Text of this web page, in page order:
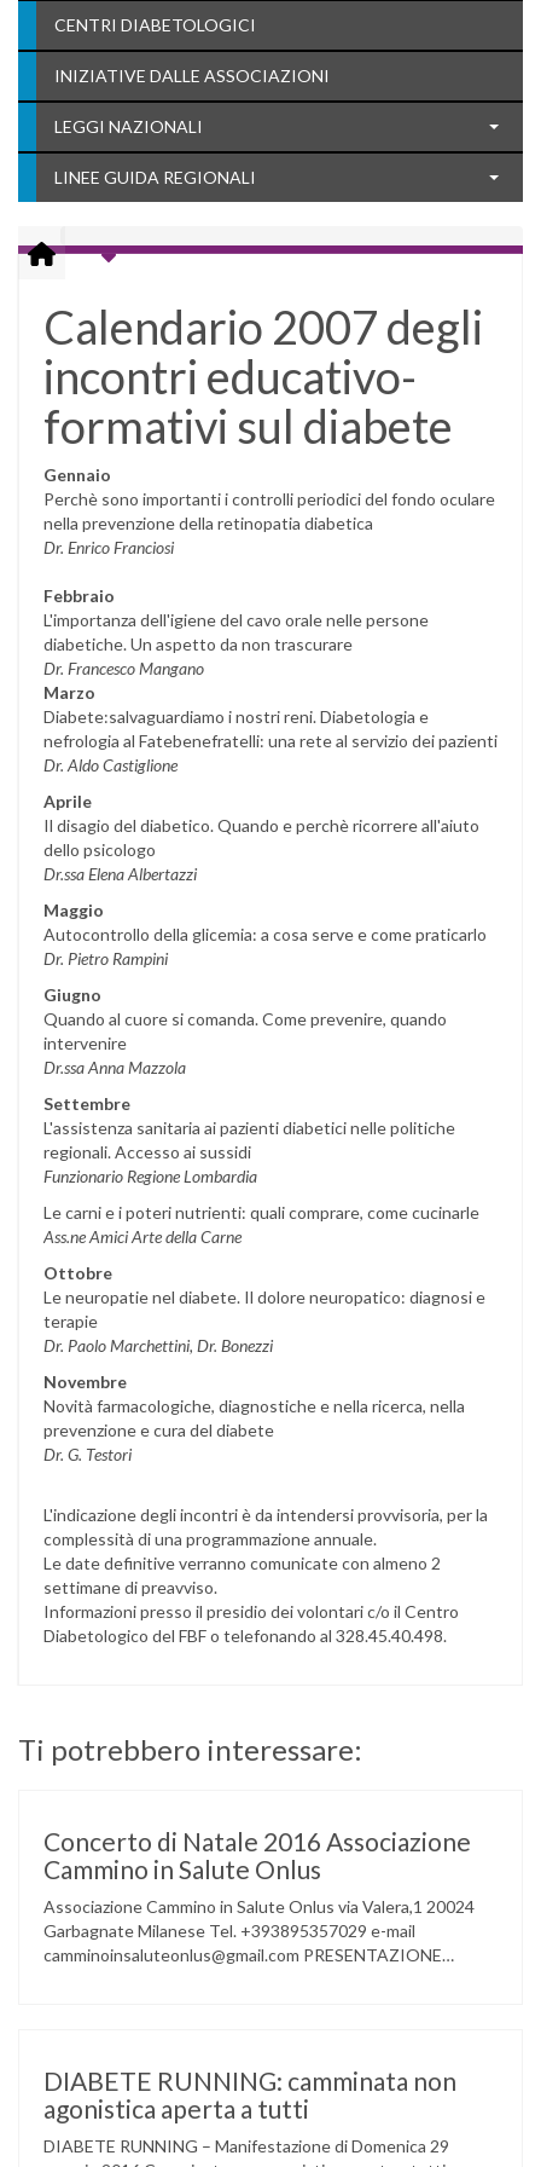
CENTRI DIABETOLOGICI
INIZIATIVE DALLE ASSOCIAZIONI
LEGGI NAZIONALI
LINEE GUIDA REGIONALI
Calendario 2007 degli
incontri educativo-
formativi sul diabete
Gennaio
Perchè sono importanti i controlli periodici del fondo oculare
nella prevenzione della retinopatia diabetica
Dr. Enrico Franciosi
Febbraio
L'importanza dell'igiene del cavo orale nelle persone
diabetiche. Un aspetto da non trascurare
Dr. Francesco Mangano
Marzo
Diabete:salvaguardiamo i nostri reni. Diabetologia e
nefrologia al Fatebenefratelli: una rete al servizio dei pazienti
Dr. Aldo Castiglione
Aprile
Il disagio del diabetico. Quando e perchè ricorrere all'aiuto
dello psicologo
Dr.ssa Elena Albertazzi
Maggio
Autocontrollo della glicemia: a cosa serve e come praticarlo
Dr. Pietro Rampini
Giugno
Quando al cuore si comanda. Come prevenire, quando
intervenire
Dr.ssa Anna Mazzola
Settembre
L'assistenza sanitaria ai pazienti diabetici nelle politiche
regionali. Accesso ai sussidi
Funzionario Regione Lombardia
Le carni e i poteri nutrienti: quali comprare, come cucinarle
Ass.ne Amici Arte della Carne
Ottobre
Le neuropatie nel diabete. Il dolore neuropatico: diagnosi e
terapie
Dr. Paolo Marchettini, Dr. Bonezzi
Novembre
Novità farmacologiche, diagnostiche e nella ricerca, nella
prevenzione e cura del diabete
Dr. G. Testori
L'indicazione degli incontri è da intendersi provvisoria, per la
complessità di una programmazione annuale.
Le date definitive verranno comunicate con almeno 2
settimane di preavviso.
Informazioni presso il presidio dei volontari c/o il Centro
Diabetologico del FBF o telefonando al 328.45.40.498.
Ti potrebbero interessare:
Concerto di Natale 2016 Associazione
Cammino in Salute Onlus
Associazione Cammino in Salute Onlus via Valera,1 20024
Garbagnate Milanese Tel. +393895357029 e-mail
camminoinsaluteonlus@gmail.com PRESENTAZIONE
gruppo musicale GROOVY LEMONS di PREGNANA
MILANESE. L’ Associazione …
DIABETE RUNNING: camminata non
agonistica aperta a tutti
DIABETE RUNNING – Manifestazione di Domenica 29